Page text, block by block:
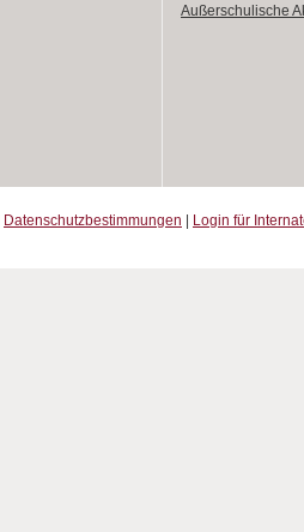
Außerschulische
Datenschutzbestimmungen Login für